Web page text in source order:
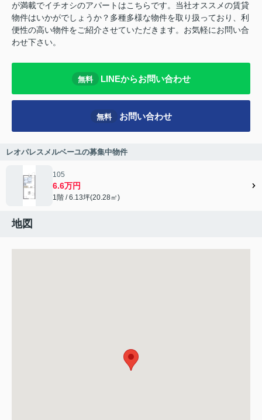
が満載でイチオシのアパートはこちらです。当社オススメの賃貸
物件はいかがでしょうか？多種多様な物件を取り扱っており、利
便性の高い物件をご紹介させていただきます。お気軽にお問い合
わせ下さい。
無料 LINEからお問い合わせ
無料 お問い合わせ
レオパレスメルベーユの募集中物件
105
6.6万円
1階 / 6.13坪(20.28㎡)
地図